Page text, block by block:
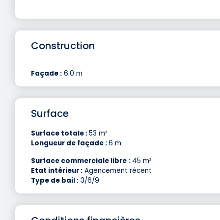
Construction
Façade : 6.0 m
Surface
Surface totale :53 m²
Longueur de façade :6 m
Surface commerciale libre : 45 m²
Etat intérieur : Agencement récent
Type de bail : 3/6/9